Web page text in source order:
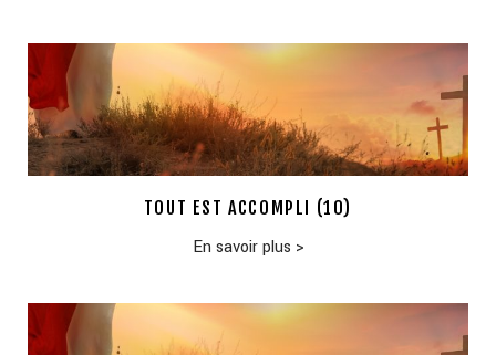
TOUT EST ACCOMPLI (10)
En savoir plus >